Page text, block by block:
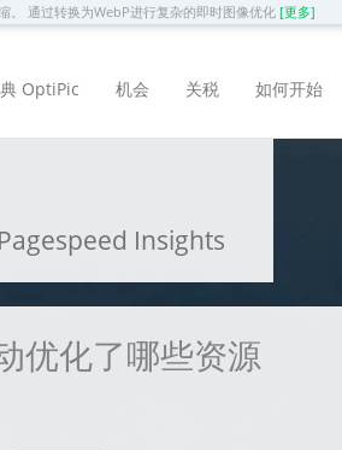
通过转换为WebP进行复杂的即时图像优化 [更多]
OptiPic 机会 关税 如何开始
Insights
优化了哪些资源